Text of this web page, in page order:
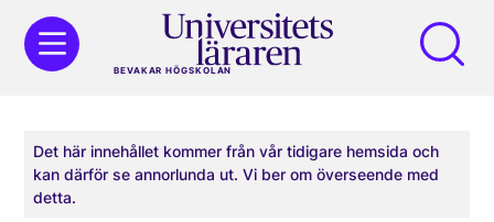
BEVAKAR HÖGSKOLAN
Det här innehållet kommer från vår tidigare hemsida och
kan därför se annorlunda ut. Vi ber om överseende med
detta.